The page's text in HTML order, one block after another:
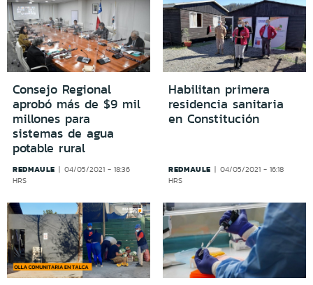
Consejo Regional
aprobó más de $9 mil
millones para
sistemas de agua
potable rural
REDMAULE
04/05/2021 - 18:36
HRS
Habilitan primera
residencia sanitaria
en Constitución
REDMAULE
04/05/2021 - 16:18
HRS